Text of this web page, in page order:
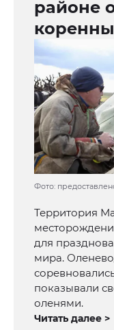
районе
Фото:
Территория
для
мира.
показывали
оленями.
Читать далее >